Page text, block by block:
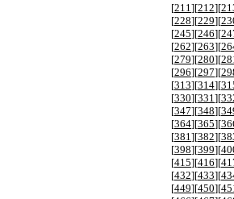
[211 ][212][
[228][229][
[245][246][
[262][263][
[279][280][
[296][297][
[313][314][
[330][331 ][
[347][348][
[364][365][
[381 ][382][
[398][399][
[415][416][
[432][433][
[449][450][